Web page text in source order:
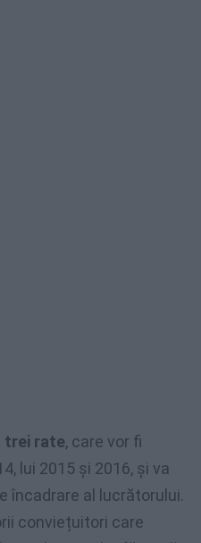
trei rate, care vor fi
lui 2015 și 2016, și va
încadrare al lucrătorului.
conviețuitori care